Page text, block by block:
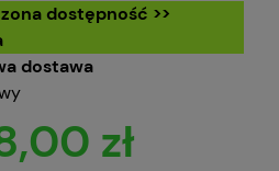
dostępność >>
dostawa
zł